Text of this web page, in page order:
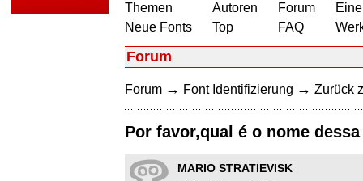
Themen
Neue Fonts
Autoren
Top
Forum
FAQ
Forum
Forum → Font Identifizierung → Zurück
Por favor,qual é o nome
MARIO STRATIEVISK